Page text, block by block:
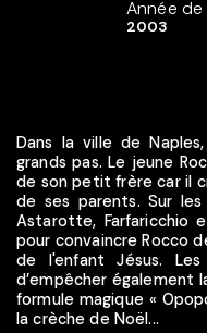
Année
2003
Dans la ville de
grands pas. Le jeune
de son petit frère car il
de ses parents. Sur
Astarotte, Farfaricchio
pour convaincre Rocco
de l'enfant Jésus.
d’empêcher également
formule magique «
la crèche de Noël...